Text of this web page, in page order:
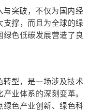
突破，不仅为国内经
撑，而且为全球的绿
色低碳发展营造了良
型，是一场涉及技术
业体系的深刻变革。
绿色产业创新、绿色科